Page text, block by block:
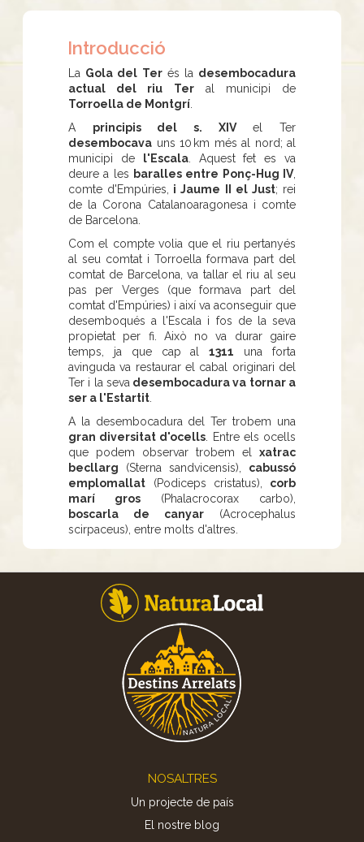
Introducció
La Gola del Terés la desembocadura
actual del riu Teral municipi de
Torroella de Montgrí
A principis del s. XIVel Ter
desembocava uns 10 km més al nord; al
municipi de
l'Escala. Aquest fet es va
deure a les baralles entre Ponç-Hug IV,
comte d'Empúries,
i Jaume II el Just; rei
de la Corona Catalanoaragonesa i comte
de Barcelona.
Com el compte volia que el riu pertanyés
al seu comtat i Torroella formava part del
comtat de Barcelona, va tallar el riu al seu
pas per Verges (que formava part del
comtat d'Empúries) i així va aconseguir que
desemboqués a l'Escala i fos de la seva
propietat per fi. Això no va durar gaire
temps, ja que cap al1311 una forta
avinguda va restaurar el cabal originari del
Ter i la seva desembocadura va tornar a
ser a l'Estartit
A la desembocadura del Ter trobem una
gran diversitat d'ocells . Entre els ocells
que podem observar trobem el xatrac
becllarg (Sterna sandvicensis), cabussó
emplomallat (Podiceps cristatus),
corb
marí gros (Phalacrocorax carbo),
boscarla de canyar (Acrocephalus
scirpaceus), entre molts d'altres.
NOSALTRES
Un projecte de país
El nostre blog